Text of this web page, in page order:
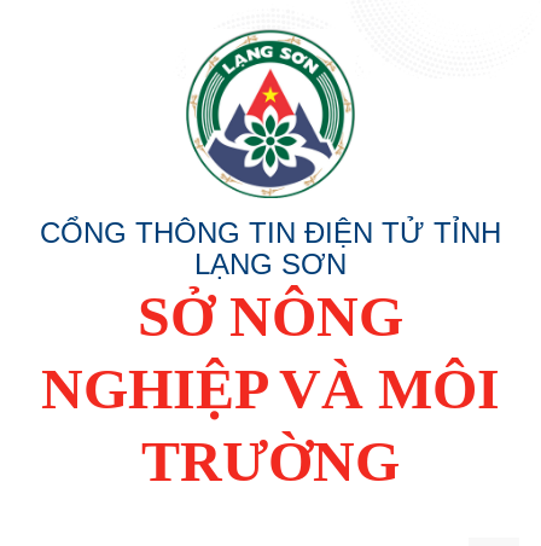
CỔNG THÔNG TIN ĐIỆN TỬ TỈNH
LẠNG SƠN
SỞ NÔNG
NGHIỆP VÀ MÔI
TRƯỜNG